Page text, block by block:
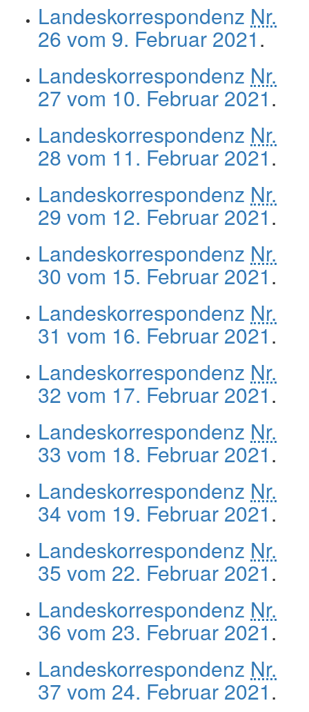
Landeskorrespondenz Nr.
26 vom 9. Februar 2021.
Landeskorrespondenz Nr.
27 vom 10. Februar 2021.
Landeskorrespondenz Nr.
28 vom 11. Februar 2021.
Landeskorrespondenz Nr.
29 vom 12. Februar 2021.
Landeskorrespondenz Nr.
30 vom 15. Februar 2021.
Landeskorrespondenz Nr.
31 vom 16. Februar 2021.
Landeskorrespondenz Nr.
32 vom 17. Februar 2021.
Landeskorrespondenz Nr.
33 vom 18. Februar 2021.
Landeskorrespondenz Nr.
34 vom 19. Februar 2021.
Landeskorrespondenz Nr.
35 vom 22. Februar 2021.
Landeskorrespondenz Nr.
36 vom 23. Februar 2021.
Landeskorrespondenz Nr.
37 vom 24. Februar 2021.